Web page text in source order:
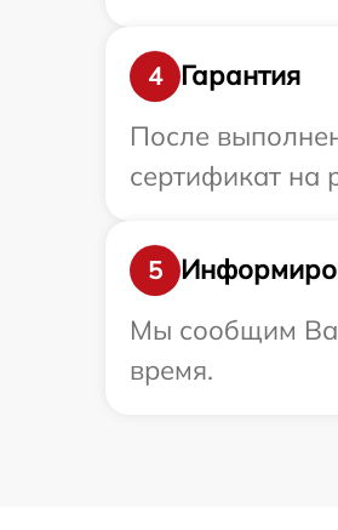
4
Гарантия
После
сертификат на
5
Мы сообщим
время.